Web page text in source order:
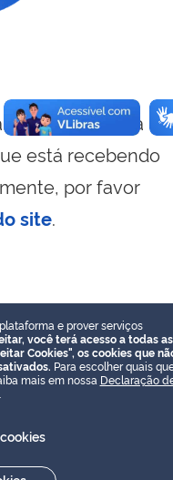
visualizar essa
está recebendo
por favor
site.
e prover serviços
você terá acesso a todas as
Cookies", os cookies que
Para escolher quais
mais em nossa Declaração